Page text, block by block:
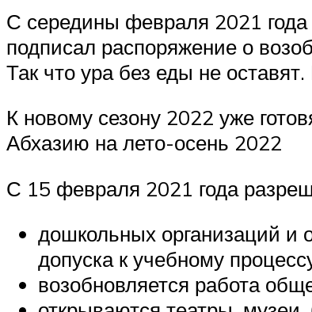
С середины февраля 2021 года
подписал распоряжение о
Так что ура без еды не
К новому сезону 2022 уже
Абхазию на лето-осень 2022
С 15 февраля 2021 года
дошкольных организаций и
допуска к учебному
возобновляется работа